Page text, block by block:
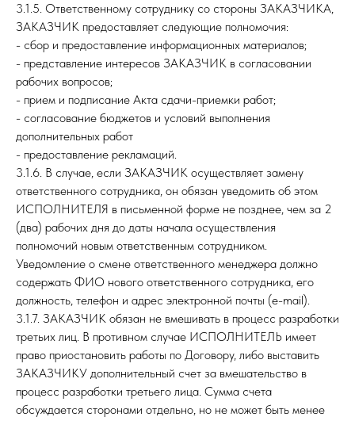
3.1.5. Ответственному сотруднику со стороны ЗАКАЗЧИКА,
ЗАКАЗЧИК предоставляет следующие полномочия:
- сбор и предоставление информационных материалов;
- представление интересов ЗАКАЗЧИК в согласовании
рабочих вопросов;
- прием и подписание Акта сдачи-приемки работ;
- согласование бюджетов и условий выполнения
дополнительных работ
- предоставление рекламаций.
3.1.6. В случае, если ЗАКАЗЧИК осуществляет замену
ответственного сотрудника, он обязан уведомить об этом
ИСПОЛНИТЕЛЯ в письменной форме не позднее, чем за 2
(два) рабочих дня до даты начала осуществления
полномочий новым ответственным сотрудником.
Уведомление о смене ответственного менеджера должно
содержать ФИО нового ответственного сотрудника, его
должность, телефон и адрес электронной почты (e-mail).
3.1.7. ЗАКАЗЧИК обязан не вмешивать в процесс разработки
третьих лиц. В противном случае ИСПОЛНИТЕЛЬ имеет
право приостановить работы по Договору, либо выставить
ЗАКАЗЧИКУ дополнительный счет за вмешательство в
процесс разработки третьего лица. Сумма счета
обсуждается сторонами отдельно, но не может быть менее